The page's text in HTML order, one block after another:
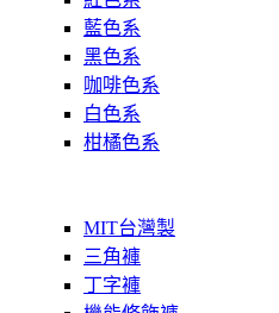
藍色系
黑色系
咖啡色系
白色系
柑橘色系
MIT台灣製
三角褲
丁字褲